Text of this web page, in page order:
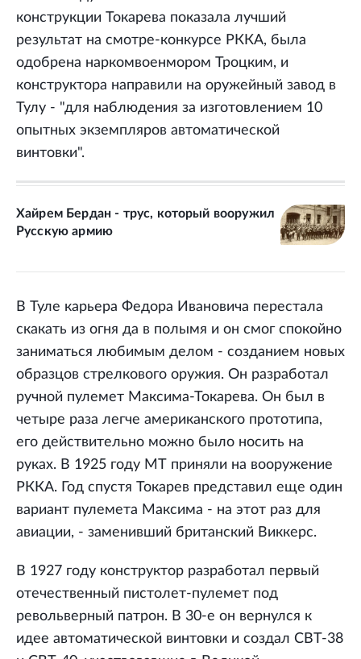
конструкции Токарева показала лучший
результат на смотре-конкурсе РККА, была
одобрена наркомвоенмором Троцким, и
конструктора направили на оружейный завод в
Тулу - "для наблюдения за изготовлением 10
опытных экземпляров автоматической
винтовки".
Хайрем Бердан - трус, который вооружил
Русскую армию
В Туле карьера Федора Ивановича перестала
скакать из огня да в полымя и он смог спокойно
заниматься любимым делом - созданием новых
образцов стрелкового оружия. Он разработал
ручной пулемет Максима-Токарева. Он был в
четыре раза легче американского прототипа,
его действительно можно было носить на
руках. В 1925 году МТ приняли на вооружение
РККА. Год спустя Токарев представил еще один
вариант пулемета Максима - на этот раз для
авиации, - заменивший британский Виккерс.
В 1927 году конструктор разработал первый
отечественный пистолет-пулемет под
револьверный патрон. В 30-е он вернулся к
идее автоматической винтовки и создал СВТ-38